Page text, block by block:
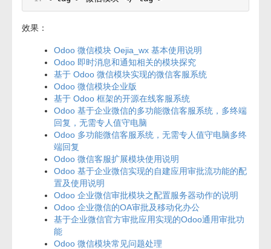
效果：
Odoo 微信模块 Oejia_wx 基本使用说明
Odoo 即时消息和通知相关的模块探究
基于 Odoo 微信模块实现的微信客服系统
Odoo 微信模块企业版
基于 Odoo 框架的开源在线客服系统
Odoo 基于企业微信的多功能微信客服系统，多终端
回复，无需专人值守电脑
Odoo 多功能微信客服系统，无需专人值守电脑多终
端回复
Odoo 微信客服扩展模块使用说明
Odoo 基于企业微信实现的自建应用审批流功能的配
置及使用说明
Odoo 企业微信审批模块之配置服务器动作的说明
Odoo 企业微信的OA审批及移动化办公
基于企业微信官方审批应用实现的Odoo通用审批功
能
Odoo 微信模块常见问题处理